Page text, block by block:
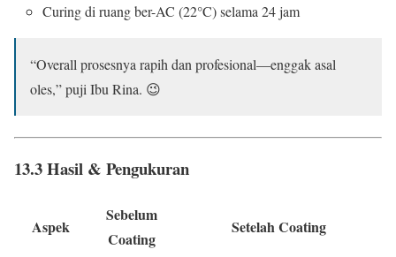
Curing di ruang ber-AC (22°C) selama 24 jam
“Overall prosesnya rapih dan profesional—enggak asal
oles,” puji Ibu Rina. 😉
13.3 Hasil & Pengukuran
Aspek
Sebelum
Coating
Setelah Coating